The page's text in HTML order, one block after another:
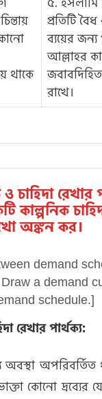
থাকে
প্রতিটি
ব্যয়ের
আল্লাহর
রাখে।
চাহিদা রেখার
কাল্পনিক
অঙ্কন কর।
demand
a demand
schedule.]
রেখার পার্থক্য:
অবস্থা অপরিবর্তিত
কোনো দ্রব্যের